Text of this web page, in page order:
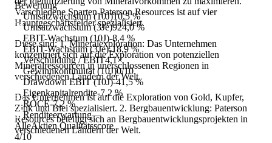
Bewertung
Umsatzwachstum (10J)10,5 %
Umsatzwachstum (3Je)924,0 %
EBIT-Wachstum (10J)-8,4 %
EBIT-Wachstum (3Je)-18,9 %
Verschuldung / EBIT4,1×
Gewinnkontinuität (10J)0/10
Drawdown EBIT (10J)-41,5 %
Eigenkapitalrendite-7,2 %
ROCE-7,2 %
Renditeerwartung—
AlleAktien Qualitätsscore
4/10
Verschiedene Sparten Paterson Resources ist auf vier
Hauptgeschäftsfelder spezialisiert.
Diese sind: 1. Mineralexploration: Das Unternehmen
konzentriert sich auf die Exploration von potenziellen
Mineralressourcen in unerschlossenen Regionen in
verschiedenen Ländern der Welt.
Das Unternehmen ist auf die Exploration von Gold, Kupfer,
Zink und Blei spezialisiert. 2. Bergbauentwicklung: Paterson
Resources beteiligt sich an Bergbauentwicklungsprojekten in
verschiedenen Ländern der Welt.